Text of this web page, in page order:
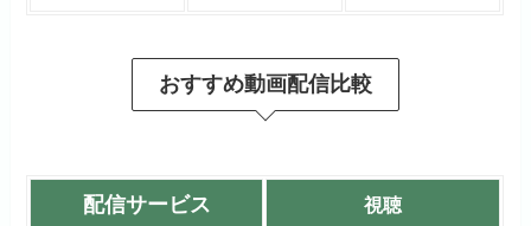
おすすめ動画配信比較
配信サービス 視聴